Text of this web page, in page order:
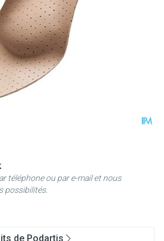
téléphone ou par e-mail et nous
possibilités.
de Podartis